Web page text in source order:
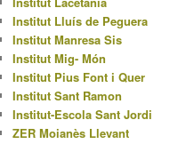
Institut Lluís de Peguera
Institut Manresa Sis
Institut Mig- Món
Institut Pius Font i Quer
Institut Sant Ramon
Institut-Escola Sant Jordi
ZER Moianès Llevant